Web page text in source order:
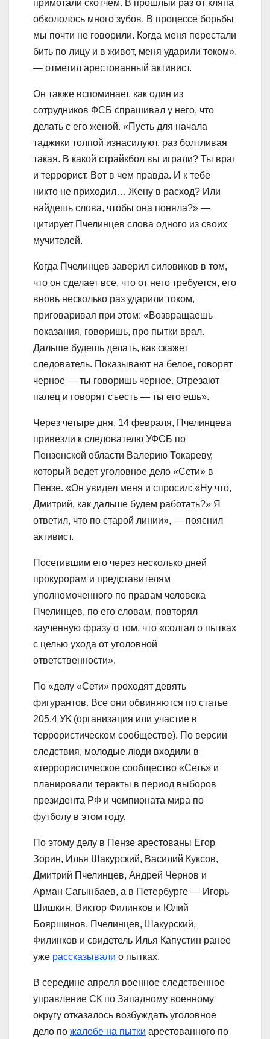
примотали скотчем. В прошлый раз от кляпа
обкололось много зубов. В процессе борьбы
мы почти не говорили. Когда меня перестали
бить по лицу и в живот, меня ударили током»,
— отметил арестованный активист.
Он также вспоминает, как один из
сотрудников ФСБ спрашивал у него, что
делать с его женой. «Пусть для начала
таджики толпой изнасилуют, раз болтливая
такая. В какой страйкбол вы играли? Ты враг
и террорист. Вот в чем правда. И к тебе
никто не приходил… Жену в расход? Или
найдeшь слова, чтобы она поняла?» —
цитирует Пчелинцев слова одного из своих
мучителей.
Когда Пчелинцев заверил силовиков в том,
что он сделает все, что от него требуется, его
вновь несколько раз ударили током,
приговаривая при этом: «Возвращаешь
показания, говоришь, про пытки врал.
Дальше будешь делать, как скажет
следователь. Показывают на белое, говорят
чeрное — ты говоришь чeрное. Отрезают
палец и говорят съесть — ты его ешь».
Через четыре дня, 14 февраля, Пчелинцева
привезли к следователю УФСБ по
Пензенской области Валерию Токареву,
который ведет уголовное дело «Сети» в
Пензе. «Он увидел меня и спросил: «Ну что,
Дмитрий, как дальше будем работать?» Я
ответил, что по старой линии», — пояснил
активист.
Посетившим его через несколько дней
прокурорам и представителям
уполномоченного по правам человека
Пчелинцев, по его словам, повторял
заученную фразу о том, что «солгал о пытках
с целью ухода от уголовной
ответственности».
По «делу «Сети» проходят девять
фигурантов. Все они обвиняются по статье
205.4 УК (организация или участие в
террористическом сообществе). По версии
следствия, молодые люди входили в
«террористическое сообщество «Сеть» и
планировали теракты в период выборов
президента РФ и чемпионата мира по
футболу в этом году.
По этому делу в Пензе арестованы Егор
Зорин, Илья Шакурский, Василий Куксов,
Дмитрий Пчелинцев, Андрей Чернов и
Арман Сагынбаев, а в Петербурге — Игорь
Шишкин, Виктор Филинков и Юлий
Бояршинов. Пчелинцев, Шакурский,
Филинков и свидетель Илья Капустин ранее
уже рассказывали о пытках.
В середине апреля военное следственное
управление СК по Западному военному
округу отказалось возбуждать уголовное
дело по жалобе на пытки арестованного по